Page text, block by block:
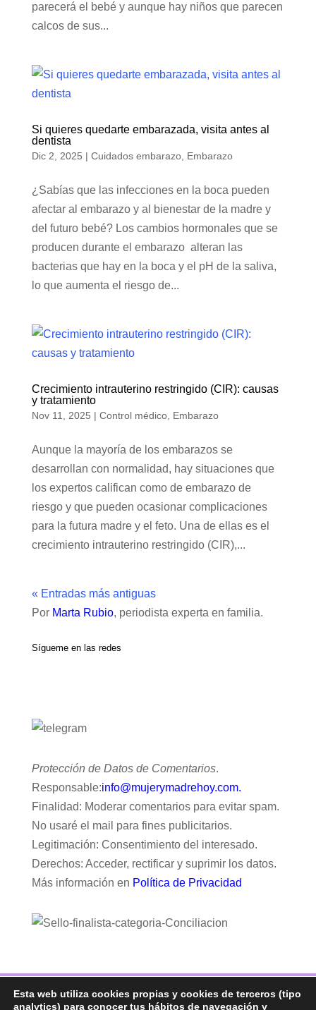
parecerá el bebé y aunque hay niños que parecen
calcos de sus...
Si quieres quedarte embarazada, visita antes al
dentista
Dic 2, 2025 | Cuidados embarazo, Embarazo
¿Sabías que las infecciones en la boca pueden
afectar al embarazo y al bienestar de la madre y
del futuro bebé? Los cambios hormonales que se
producen durante el embarazo alteran las
bacterias que hay en la boca y el pH de la saliva,
lo que aumenta el riesgo de...
Crecimiento intrauterino restringido (CIR): causas
y tratamiento
Nov 11, 2025 | Control médico, Embarazo
Aunque la mayoría de los embarazos se
desarrollan con normalidad, hay situaciones que
los expertos califican como de embarazo de
riesgo y que pueden ocasionar complicaciones
para la futura madre y el feto. Una de ellas es el
crecimiento intrauterino restringido (CIR),...
« Entradas más antiguas
Por Marta Rubio, periodista experta en familia.
Sígueme en las redes
Protección de Datos de Comentarios.
Responsable:info@mujerymadrehoy.com.
Finalidad: Moderar comentarios para evitar spam.
No usaré el mail para fines publicitarios.
Legitimación: Consentimiento del interesado.
Derechos: Acceder, rectificar y suprimir los datos.
Más información en Política de Privacidad
Facebook Twitter Telegram
RSS
Esta web utiliza cookies propias y cookies de terceros (tipo
analytics) para conocer tus hábitos de navegación y